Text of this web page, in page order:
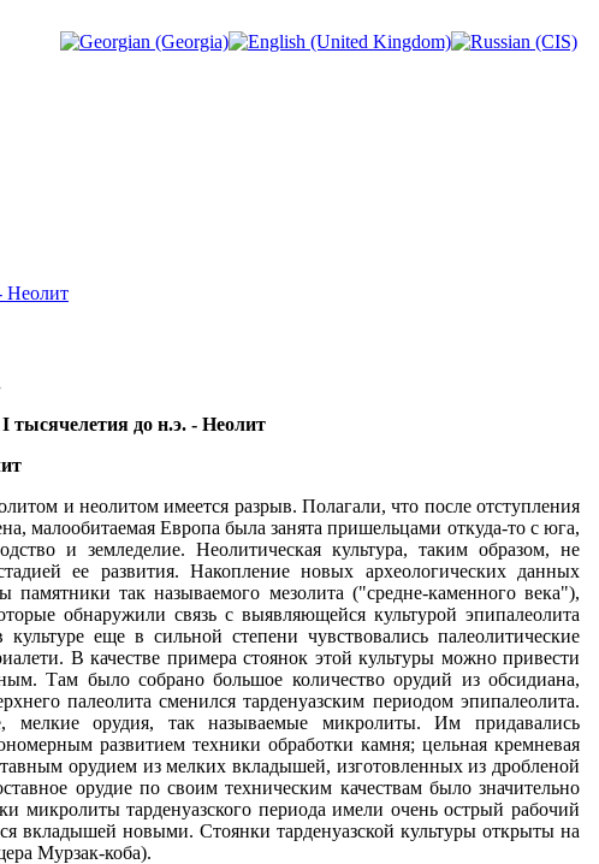
Неолит
тысячелетия до н.э. - Неолит
и неолитом имеется разрыв. Полагали, что после отступления
малообитаемая Европа была занята пришельцами откуда-то с юга,
и земледелие. Неолитическая культура, таким образом, не
ее развития. Накопление новых археологических данных
так называемого мезолита ("средне-каменного века"),
обнаружили связь с выявляющейся культурой эпипалеолита
еще в сильной степени чувствовались палеолитические
В качестве примера стоянок этой культуры можно привести
Там было собрано большое количество орудий из обсидиана,
палеолита сменился тарденуазским периодом эпипалеолита.
мелкие орудия, так называемые микролиты. Им придавались
развитием техники обработки камня; цельная кремневая
орудием из мелких вкладышей, изготовленных из дробленой
орудие по своим техническим качествам было значительно
микролиты тарденуазского периода имели очень острый рабочий
вкладышей новыми. Стоянки тарденуазской культуры открыты на
Мурзак-коба).